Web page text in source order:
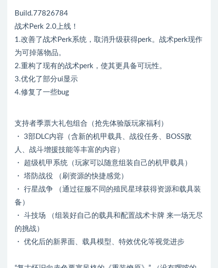
Build.77826784
战术Perk 2.0上线！
1.改善了战术Perk系统，取消升级获得perk。战术perk现作
为可掉落物品。
2.重构了现有的战术perk，使其更具备可玩性。
3.优化了部分ui显示
4.修复了一些bug
支持者季票大礼包组合（抢先体验版玩家福利）
・ 3部DLC内容（含新的机甲载具、战役任务、BOSS敌
人、战斗增援技能等丰富的内容）
・ 超级机甲系统（玩家可以随意组装自己的机甲载具）
・ 塔防战役 （刷资源的快捷感觉）
・ 行星战争 （通过征服不同的殖民星球获得资源和载具装
备）
・ 斗技场 （组装好自己的载具和配置战术卡牌 来一场无尽
的挑战）
・ 优化后的新界面、载具模型、特效优化等视觉进步